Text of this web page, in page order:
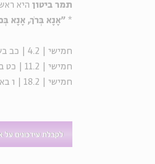
תמר ביטון היא
* "אָנָא בְּרֹךְ, אָנָא
חמישי | 4.2 | כב בשבט | 20:00 | פרשת יתרו
חמישי | 11.2 | כט בשבט | 20:00 | פרשת משפטים
חמישי | 18.2 | ו באדר | 20:00 | פרשת תרומה